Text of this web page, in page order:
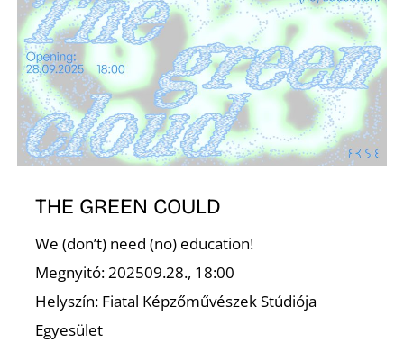
THE GREEN COULD
We (don’t) need (no) education!
Megnyitó: 202509.28., 18:00
Helyszín: Fiatal Képzőművészek Stúdiója
Egyesület